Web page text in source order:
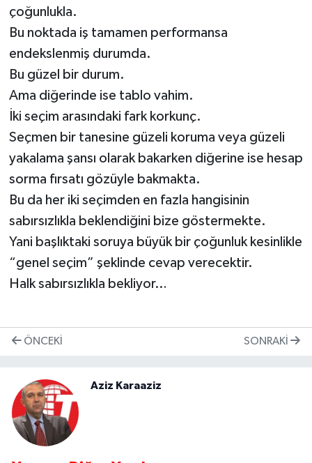
çoğunlukla.
Bu noktada iş tamamen performansa
endekslenmiş durumda.
Bu güzel bir durum.
Ama diğerinde ise tablo vahim.
İki seçim arasındaki fark korkunç.
Seçmen bir tanesine güzeli koruma veya güzeli
yakalama şansı olarak bakarken diğerine ise hesap
sorma fırsatı gözüyle bakmakta.
Bu da her iki seçimden en fazla hangisinin
sabırsızlıkla beklendiğini bize göstermekte.
Yani başlıktaki soruya büyük bir çoğunluk kesinlikle
“genel seçim” şeklinde cevap verecektir.
Halk sabırsızlıkla bekliyor…
ÖNCEKI SONRAKI
Aziz Karaaziz